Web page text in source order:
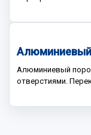
Алюминиевый
Алюминиевый
отверстиями.